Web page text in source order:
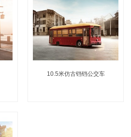
10.5米仿古铛铛公交车